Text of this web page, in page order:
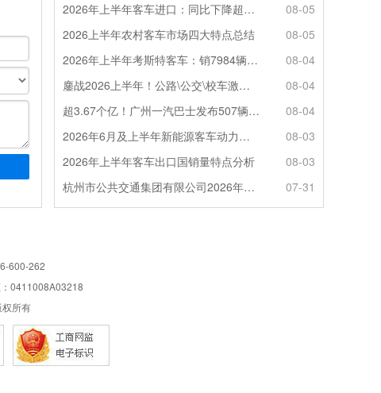
2026年上半年客车进口：同比下降超4成，轻客主体地位凸显
08-05
2026上半年农村客车市场四大特点总结
08-05
2026年上半年考斯特客车：销7984辆 6米领涨领跑 电动化提速
08-04
鏖战2026上半年！公路\公交\校车激烈角逐，谁问鼎赛道赢家?
08-04
超3.67个亿！广州一汽巴士发布507辆纯电动城市客车采购中标公告
08-04
2026年6月及上半年新能源客车动力电池装机量特点分析
08-03
2026年上半年客车出口国销量特点分析
08-03
杭州市公共交通集团有限公司2026年100辆纯电动城市客车采购招标公告
07-31
600-262
0411008A03218
所有